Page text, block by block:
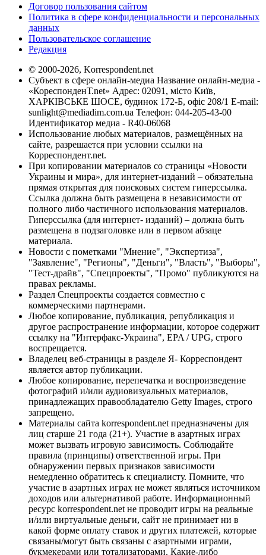
Договор пользования сайтом
Политика в сфере конфиденциальности и персональных
данных
Пользовательское соглашение
Редакция
© 2000-2026, Korrespondent.net
Субъект в сфере онлайн-медиа Название онлайн-медиа -
«КореспонденТ.net» Адрес: 02091, місто Київ,
ХАРКІВСЬКЕ ШОСЕ, будинок 172-Б, офіс 208/1 E-mail:
sunlight@mediadim.com.ua Телефон: 044-205-43-00
Идентификатор медиа - R40-06068
Использование любых материалов, размещённых на
сайте, разрешается при условии ссылки на
Корреспондент.net.
При копировании материалов со страницы «Новости
Украины и мира», для интернет-изданий – обязательна
прямая открытая для поисковых систем гиперссылка.
Ссылка должна быть размещена в независимости от
полного либо частичного использования материалов.
Гиперссылка (для интернет- изданий) – должна быть
размещена в подзаголовке или в первом абзаце
материала.
Новости с пометками "Мнение", "Экспертиза",
"Заявление", "Регионы", "Деньги", "Власть", "Выборы",
"Тест-драйв", "Спецпроекты", "Промо" публикуются на
правах рекламы.
Раздел Спецпроекты создается совместно с
коммерческими партнерами.
Любое копирование, публикация, републикация и
другое распространение информации, которое содержит
ссылку на "Интерфакс-Украина", EPA / UPG, строго
воспрещается.
Владелец веб-страницы в разделе Я- Корреспондент
является автор публикации.
Любое копирование, перепечатка и воспроизведение
фотографий и/или аудиовизуальных материалов,
принадлежащих правообладателю Getty Images, строго
запрещено.
Материалы сайта korrespondent.net предназначены для
лиц старше 21 года (21+). Участие в азартных играх
может вызвать игровую зависимость. Соблюдайте
правила (принципы) ответственной игры. При
обнаружении первых признаков зависимости
немедленно обратитесь к специалисту. Помните, что
участие в азартных играх не может являться источником
доходов или альтернативой работе. Информационный
ресурс korrespondent.net не проводит игры на реальные
и/или виртуальные деньги, сайт не принимает ни в
какой форме оплату ставок и других платежей, которые
связаны/могут быть связаны с азартными играми,
букмекерами или тотализаторами. Какие-либо